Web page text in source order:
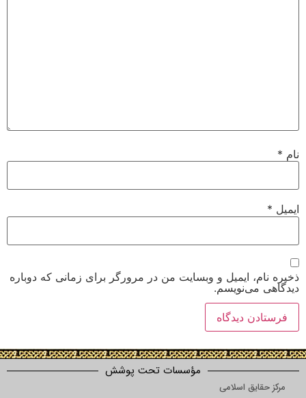
نام *
ایمیل *
ذخیره نام، ایمیل و وبسایت من در مرورگر برای زمانی که دوباره
دیدگاهی می‌نویسم.
مؤسسات تحت پوشش
مرکز حقایق اسلامی